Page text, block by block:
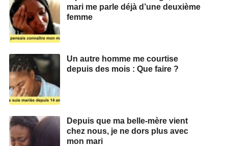
mari me parle déjà d’une deuxième
femme
Un autre homme me courtise
depuis des mois : Que faire ?
Depuis que ma belle-mère vient
chez nous, je ne dors plus avec
mon mari